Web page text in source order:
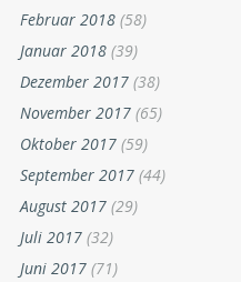
Februar 2018 (58)
Januar 2018 (39)
Dezember 2017 (38)
November 2017 (65)
Oktober 2017 (59)
September 2017 (44)
August 2017 (29)
Juli 2017 (32)
Juni 2017 (71)